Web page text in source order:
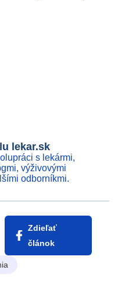
lekar.sk
s lekármi,
výživovými
odborníkmi.
Zdieľať
článok